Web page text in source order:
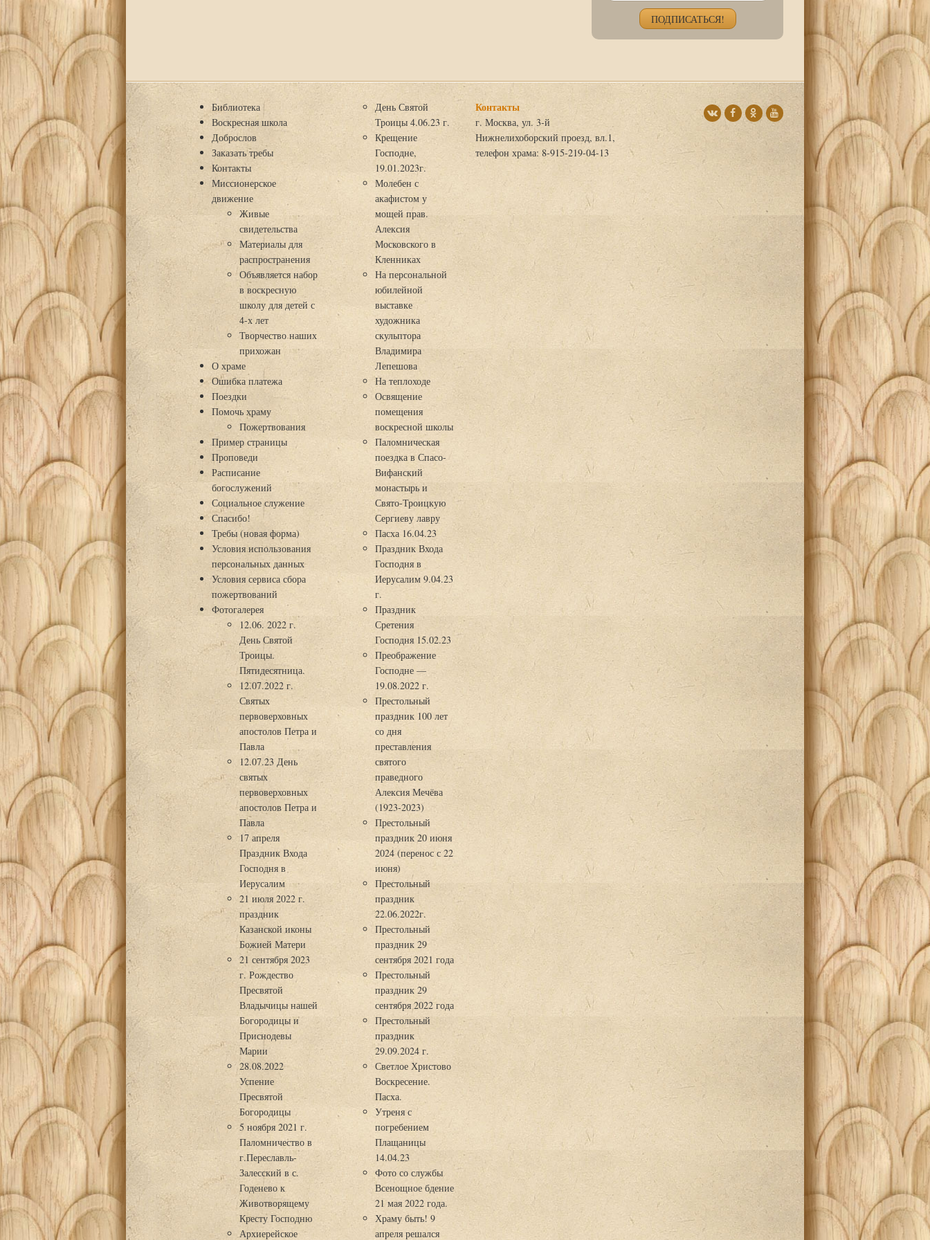
Библиотека
Воскресная школа
Доброслов
Заказать требы
Контакты
Миссионерское
движение
Живые
свидетельства
Материалы для
распространения
Объявляется набор
в воскресную
школу для детей с
4-х лет
Творчество наших
прихожан
О храме
Ошибка платежа
Поездки
Помочь храму
Пожертвования
Пример страницы
Проповеди
Расписание
богослужений
Социальное служение
Спасибо!
Требы (новая форма)
Условия использования
персональных данных
Условия сервиса сбора
пожертвований
Фотогалерея
12.06. 2022 г.
День Святой
Троицы.
Пятидесятница.
12.07.2022 г.
Святых
первоверховных
апостолов Петра и
Павла
12.07.23 День
святых
первоверховных
апостолов Петра и
Павла
17 апреля
Праздник Входа
Господня в
Иерусалим
21 июля 2022 г.
праздник
Казанской иконы
Божией Матери
21 сентября 2023
г. Рождество
Пресвятой
Владычицы нашей
Богородицы и
Приснодевы
Марии
28.08.2022
Успение
Пресвятой
Богородицы
5 ноября 2021 г.
Паломничество в
г.Переславль-
Залесский в с.
Годенево к
Животворящему
Кресту Господню
Архиерейское
День Святой
Троицы 4.06.23 г.
Крещение
Господне,
19.01.2023г.
Молебен с
акафистом у
мощей прав.
Алексия
Московского в
Кленниках
На персональной
юбилейной
выставке
художника
скульптора
Владимира
Лепешова
На теплоходе
Освящение
помещения
воскресной школы
Паломническая
поездка в Спасо-
Вифанский
монастырь и
Свято-Троицкую
Сергиеву лавру
Пасха 16.04.23
Праздник Входа
Господня в
Иерусалим 9.04.23
г.
Праздник
Сретения
Господня 15.02.23
Преображение
Господне —
19.08.2022 г.
Престольный
праздник 100 лет
со дня
преставления
святого
праведного
Алексия Мечёва
(1923-2023)
Престольный
праздник 20 июня
2024 (перенос с 22
июня)
Престольный
праздник
22.06.2022г.
Престольный
праздник 29
сентября 2021 года
Престольный
праздник 29
сентября 2022 года
Престольный
праздник
29.09.2024 г.
Светлое Христово
Воскресение.
Пасха.
Утреня с
погребением
Плащаницы
14.04.23
Фото со службы
Всенощное бдение
21 мая 2022 года.
Храму быть! 9
апреля решался
Контакты
г. Москва, ул. 3-й
Нижнелихоборский проезд, вл.1,
телефон храма: 8-915-219-04-13